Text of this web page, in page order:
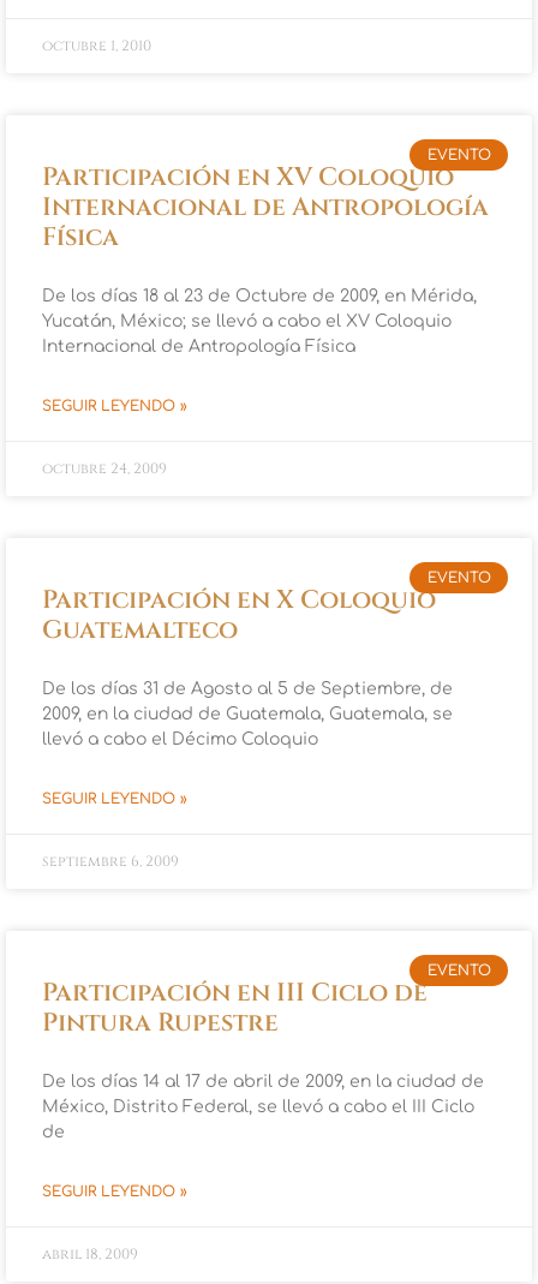
octubre 1, 2010
EVENTO
Participación en XV Coloquio
Internacional de Antropología
Física
De los días 18 al 23 de Octubre de 2009, en Mérida,
Yucatán, México; se llevó a cabo el XV Coloquio
Internacional de Antropología Física
SEGUIR LEYENDO »
octubre 24, 2009
EVENTO
Participación en X Coloquio
Guatemalteco
De los días 31 de Agosto al 5 de Septiembre, de
2009, en la ciudad de Guatemala, Guatemala, se
llevó a cabo el Décimo Coloquio
SEGUIR LEYENDO »
septiembre 6, 2009
EVENTO
Participación en III Ciclo de
Pintura Rupestre
De los días 14 al 17 de abril de 2009, en la ciudad de
México, Distrito Federal, se llevó a cabo el III Ciclo
de
SEGUIR LEYENDO »
abril 18, 2009